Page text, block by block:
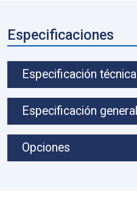
Especificaciones
Especificación técnica
Especificación general
Opciones